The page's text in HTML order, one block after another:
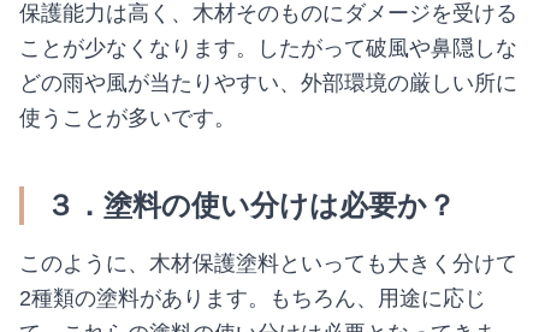
保護能力は高く、木材そのものにダメージを受ける
ことが少なくなります。したがって破風や鼻隠しな
どの雨や風が当たりやすい、外部環境の厳しい所に
使うことが多いです。
３．塗料の使い分けは必要か？
このように、木材保護塗料といっても大きく分けて
2種類の塗料があります。もちろん、用途に応じ